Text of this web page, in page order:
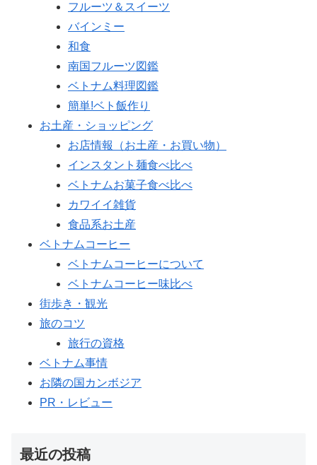
フルーツ＆スイーツ
バインミー
和食
南国フルーツ図鑑
ベトナム料理図鑑
簡単!ベト飯作り
お土産・ショッピング
お店情報（お土産・お買い物）
インスタント麺食べ比べ
ベトナムお菓子食べ比べ
カワイイ雑貨
食品系お土産
ベトナムコーヒー
ベトナムコーヒーについて
ベトナムコーヒー味比べ
街歩き・観光
旅のコツ
旅行の資格
ベトナム事情
お隣の国カンボジア
PR・レビュー
最近の投稿